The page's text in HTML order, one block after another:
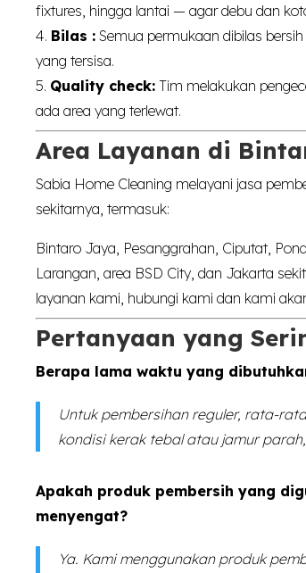
fixtures, hingga lantai — agar debu dan
4. Bilas : Semua permukaan dibilas
yang tersisa.
5. Quality check: Tim melakukan
ada area yang terlewat.
Area Layanan di
Sabia Home Cleaning melayani jasa
sekitarnya, termasuk:
Bintaro Jaya, Pesanggrahan, Ciputat,
Larangan, area BSD City, dan Jakarta
layanan kami, hubungi kami dan kami
Pertanyaan yang
Berapa lama waktu yang
Untuk pembersihan reguler, rata-
kondisi kerak tebal atau jamur
Apakah produk pembersih yang
menyengat?
Ya. Kami menggunakan produk